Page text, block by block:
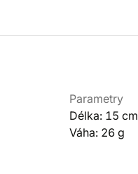
Parametry
Délka: 15 cm
Váha: 26 g